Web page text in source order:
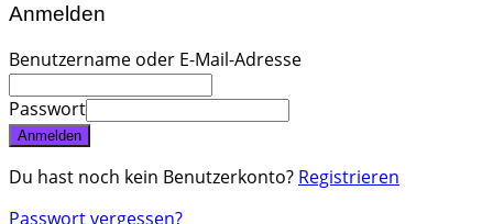
Anmelden
Benutzername oder E-Mail-Adresse
Passwort
Anmelden
Du hast noch kein Benutzerkonto? Registrieren
Passwort vergessen?